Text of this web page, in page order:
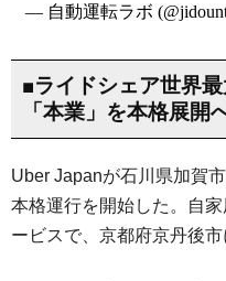
— 自動運転ラボ
■ライドシェア世界
「本業」を本格展開
Uber Japanが石川県加賀
本格運行を開始した。自
ービスで、京都府京丹後市